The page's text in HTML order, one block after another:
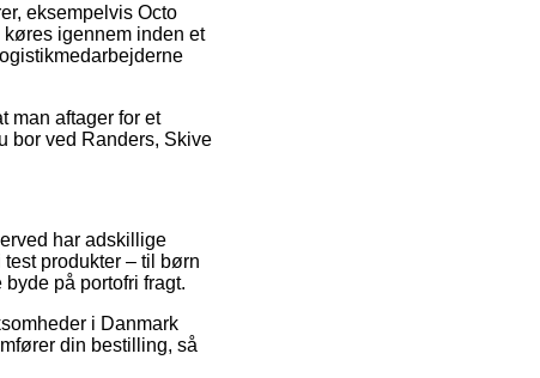
eksempelvis Octo
igennem inden et
man aftager for et
bor ved Randers, Skive
har adskillige
produkter – til børn
på portofri fragt.
i Danmark
din bestilling, så